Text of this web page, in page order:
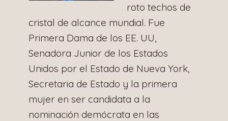
roto techos de
cristal de alcance mundial. Fue
Primera Dama de los EE. UU,
Senadora Junior de los Estados
Unidos por el Estado de Nueva York,
Secretaria de Estado y la primera
mujer en ser candidata a la
nominación demócrata en las